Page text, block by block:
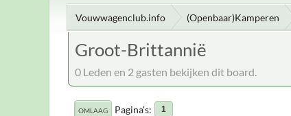
Vouwwagenclub.info (Openbaar)Kamperen
Groot-Brittannië
0 Leden en 2 gasten bekijken dit board.
OMLAAG Pagina's 1